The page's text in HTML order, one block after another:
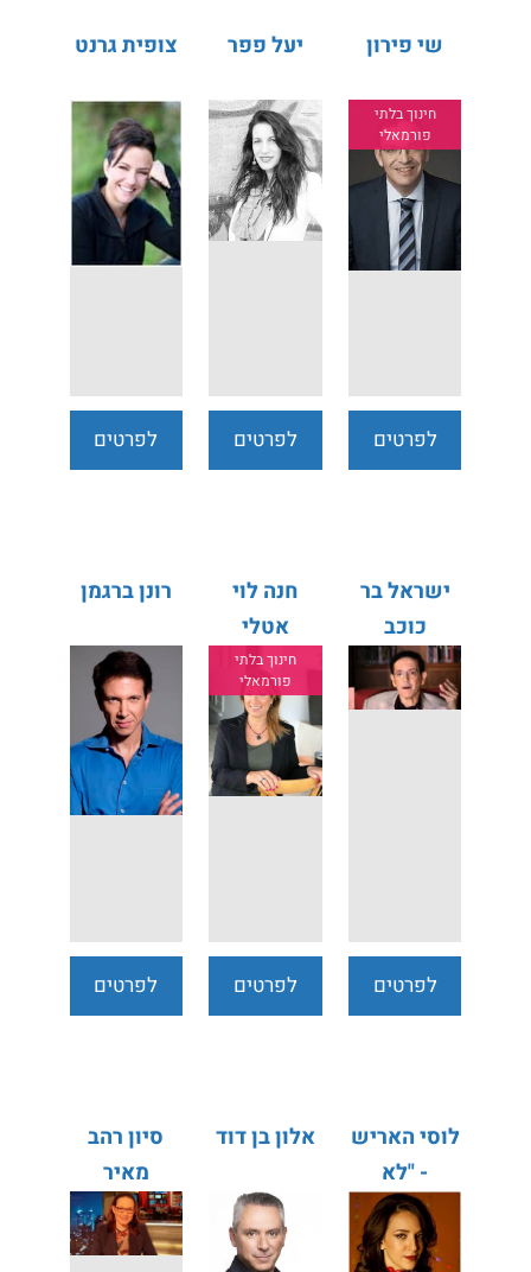
שי פירון
חינוך בלתי
פורמאלי
לפרטים
יעל פפר
לפרטים
צופית גרנט
לפרטים
ישראל בר
כוכב
לפרטים
חנה לוי
אטלי
חינוך בלתי
פורמאלי
לפרטים
רונן ברגמן
לפרטים
לוסי האריש
- "לא
מתנצלת"
אלון בן דוד
סיון רהב
מאיר